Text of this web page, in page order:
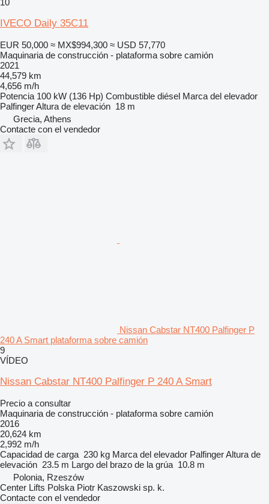
10
IVECO Daily 35C11
EUR 50,000 ≈ MX$994,300 ≈ USD 57,770
Maquinaria de construcción - plataforma sobre camión
2021
44,579 km
4,656 m/h
Potencia 100 kW (136 Hp) Combustible diésel Marca del elevador
PalfingerAltura de elevación 18 m
Grecia, Athens
Contacte con el vendedor
Nissan Cabstar NT400 Palfinger P
240 A Smart plataforma sobre camión
9
VÍDEO
Nissan Cabstar NT400 Palfinger P 240 A Smart
Precio a consultar
Maquinaria de construcción - plataforma sobre camión
2016
20,624 km
2,992 m/h
Capacidad de carga 230 kg Marca del elevador PalfingerAltura de
elevación 23.5 m Largo del brazo de la grúa 10.8 m
Polonia, Rzeszów
Center Lifts Polska Piotr Kaszowski sp. k.
Contacte con el vendedor